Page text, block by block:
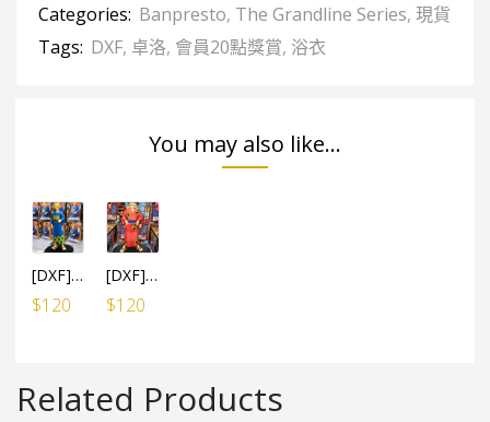
Categories: Banpresto, The Grandline Series, 現貨
Tags: DXF, 卓洛, 會員20點獎賞, 浴衣
You may also like...
[DXF] 海賊王 THE GRANDLINE SERIES～和之國 浴衣造型 山治（行）
$120
[DXF] 海賊王 THE GRANDLINE SERIES～和之國 浴衣造型 路飛（行）
$120
Related Products